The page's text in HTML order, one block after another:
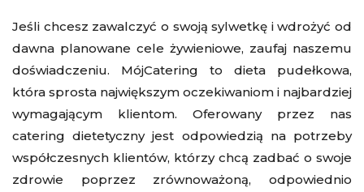
Jeśli chcesz zawalczyć o swoją sylwetkę i wdrożyć od
dawna planowane cele żywieniowe, zaufaj naszemu
doświadczeniu. MójCatering to dieta pudełkowa,
która sprosta największym oczekiwaniom i najbardziej
wymagającym klientom. Oferowany przez nas
catering dietetyczny jest odpowiedzią na potrzeby
współczesnych klientów, którzy chcą zadbać o swoje
zdrowie poprzez zrównoważoną, odpowiednio